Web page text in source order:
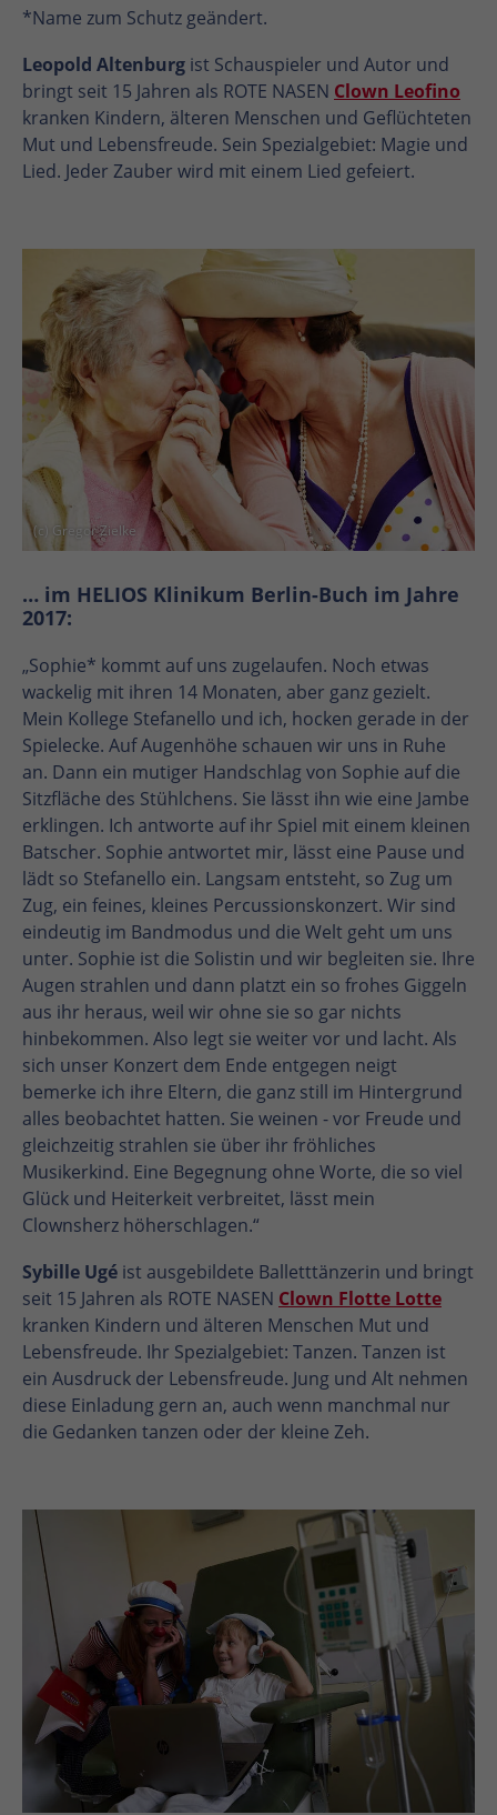
*Name zum Schutz geändert.
Leopold Altenburg ist Schauspieler und Autor und
bringt seit 15 Jahren als ROTE NASEN Clown Leofino
kranken Kindern, älteren Menschen und Geflüchteten
Mut und Lebensfreude. Sein Spezialgebiet: Magie und
Lied. Jeder Zauber wird mit einem Lied gefeiert.
(c) Gregor Zielke
… im HELIOS Klinikum Berlin-Buch im Jahre
2017:
„Sophie* kommt auf uns zugelaufen. Noch etwas
wackelig mit ihren 14 Monaten, aber ganz gezielt.
Mein Kollege Stefanello und ich, hocken gerade in der
Spielecke. Auf Augenhöhe schauen wir uns in Ruhe
an. Dann ein mutiger Handschlag von Sophie auf die
Sitzfläche des Stühlchens. Sie lässt ihn wie eine Jambe
erklingen. Ich antworte auf ihr Spiel mit einem kleinen
Batscher. Sophie antwortet mir, lässt eine Pause und
lädt so Stefanello ein. Langsam entsteht, so Zug um
Zug, ein feines, kleines Percussionskonzert. Wir sind
eindeutig im Bandmodus und die Welt geht um uns
unter. Sophie ist die Solistin und wir begleiten sie. Ihre
Augen strahlen und dann platzt ein so frohes Giggeln
aus ihr heraus, weil wir ohne sie so gar nichts
hinbekommen. Also legt sie weiter vor und lacht. Als
sich unser Konzert dem Ende entgegen neigt
bemerke ich ihre Eltern, die ganz still im Hintergrund
alles beobachtet hatten. Sie weinen - vor Freude und
gleichzeitig strahlen sie über ihr fröhliches
Musikerkind. Eine Begegnung ohne Worte, die so viel
Glück und Heiterkeit verbreitet, lässt mein
Clownsherz höherschlagen.“
Sybille Ugé ist ausgebildete Balletttänzerin und bringt
seit 15 Jahren als ROTE NASEN Clown Flotte Lotte
kranken Kindern und älteren Menschen Mut und
Lebensfreude. Ihr Spezialgebiet: Tanzen. Tanzen ist
ein Ausdruck der Lebensfreude. Jung und Alt nehmen
diese Einladung gern an, auch wenn manchmal nur
die Gedanken tanzen oder der kleine Zeh.